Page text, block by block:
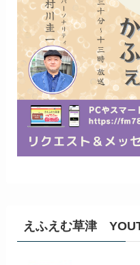
えふえむ草津